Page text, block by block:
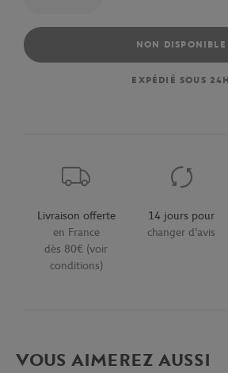
NON DISPONIBLE
EXPÉDIÉ SOUS 24H
Livraison offerte
en France
dès 80€ (voir
conditions)
14 jours pour
changer d'avis
VOUS AIMEREZ AUSSI